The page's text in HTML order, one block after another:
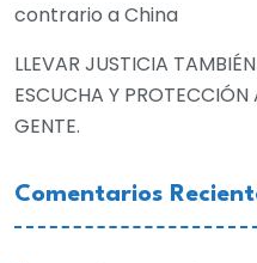
contrario a China
LLEVAR JUSTICIA
ESCUCHA Y
GENTE.
Comentarios